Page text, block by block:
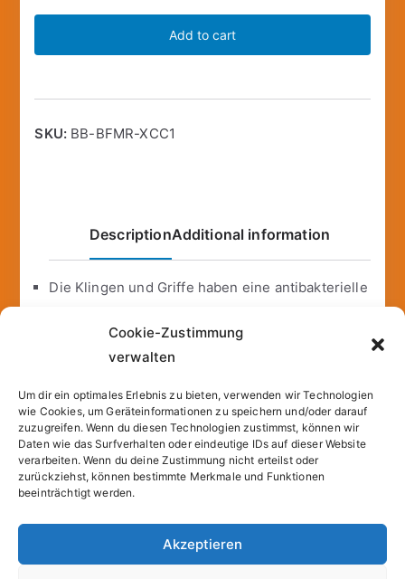
Cookie-Zustimmung
verwalten
Um dir ein optimales Erlebnis zu bieten, verwenden wir Technologien
wie Cookies, um Geräteinformationen zu speichern und/oder darauf
zuzugreifen. Wenn du diesen Technologien zustimmst, können wir
Daten wie das Surfverhalten oder eindeutige IDs auf dieser Website
verarbeiten. Wenn du deine Zustimmung nicht erteilst oder
zurückziehst, können bestimmte Merkmale und Funktionen
beeinträchtigt werden.
Akzeptieren
Messerset
Add to cart
SKU: BB-BFMR-XCC1
DescriptionAdditional information
Die Klingen und Griffe haben eine antibakterielle
rutschfeste Griffe für komfortables Handling
farbenfrohes Messerset
Größen: Ausbeinmesser ca. 20 cm x 1,8 mm –
Universalmesser ca. 12,5 cm x 1,2 mm –
Gemüsemesser ca. 8,5 cm x 1,2 mm
Copyright © 2026Sparfuchs – Kassel. |Cookie-